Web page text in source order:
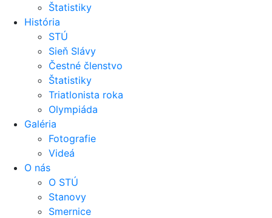
Štatistiky
História
STÚ
Sieň Slávy
Čestné členstvo
Štatistiky
Triatlonista roka
Olympiáda
Galéria
Fotografie
Videá
O nás
O STÚ
Stanovy
Smernice